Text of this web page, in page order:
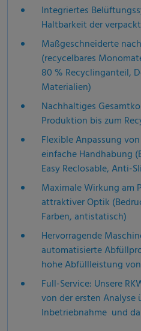
Integriertes
Haltbarkeit der
Maßgeschneiderte
(recycelbares
80 % Recyclinganteil,
Materialien)
Nachhaltiges
Produktion bis zum
Flexible Anpassung
einfache Handhabung
Easy Reclosable, Anti-
Maximale Wirkung am
attraktiver Optik
Farben, antistatisch)
Hervorragende
automatisierte
hohe Abfüllleistung
Full-Service: Unsere
von der ersten Analyse
Inbetriebnahme und